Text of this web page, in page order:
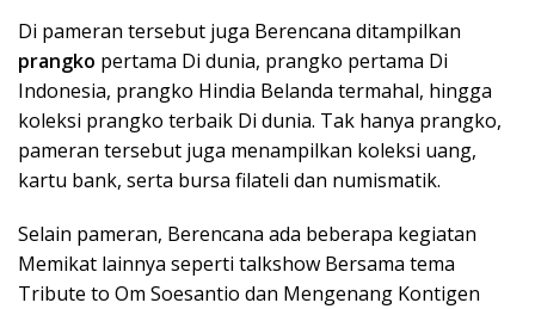
Di pameran tersebut juga Berencana ditampilkan
prangko pertama Di dunia, prangko pertama Di
Indonesia, prangko Hindia Belanda termahal, hingga
koleksi prangko terbaik Di dunia. Tak hanya prangko,
pameran tersebut juga menampilkan koleksi uang,
kartu bank, serta bursa filateli dan numismatik.
Selain pameran, Berencana ada beberapa kegiatan
Memikat lainnya seperti talkshow Bersama tema
Tribute to Om Soesantio dan Mengenang Kontigen